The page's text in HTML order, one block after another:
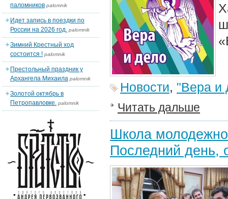
Новости, "Вера и
Читать дальше
Школа
Последний день,
паломников palomnik
Идет запись в поездки по
России на 2026 год. palomnik
Зимний Крестный ход
состоится ! palomnik
Престольный праздник у
Архангела Михаила palomnik
Золотой октябрь в
Петропавловке. palomnik